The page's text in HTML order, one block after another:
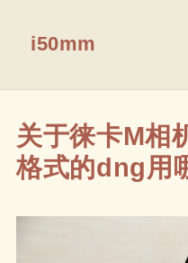
i50mm
关于徕卡M相
格式的dng用